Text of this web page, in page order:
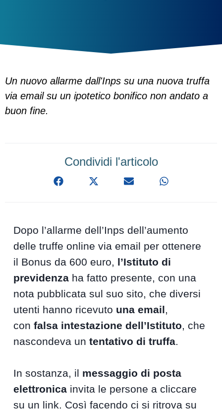
Un nuovo allarme dall'Inps su una nuova truffa
via email su un ipotetico bonifico non andato a
buon fine.
Condividi l'articolo
Dopo l’allarme dell’Inps dell’aumento
delle truffe online via email per ottenere
il Bonus da 600 euro, l’Istituto di
previdenza ha fatto presente, con una
nota pubblicata sul suo sito, che diversi
utenti hanno ricevuto una email,
confalsa intestazione dell’Istituto, che
nascondeva untentativo di truffa.
In sostanza, il messaggio di posta
elettronica invita le persone a cliccare
su un link. Così facendo ci si ritrova su